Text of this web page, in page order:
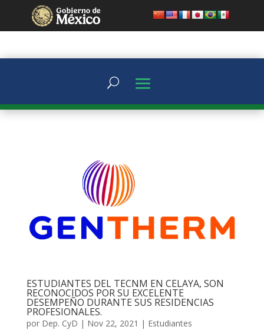
ESTUDIANTES DEL TECNM EN CELAYA, SON
RECONOCIDOS POR SU EXCELENTE
DESEMPEÑO DURANTE SUS RESIDENCIAS
PROFESIONALES.
por Dep. CyD | Nov 22, 2021 | Estudiantes